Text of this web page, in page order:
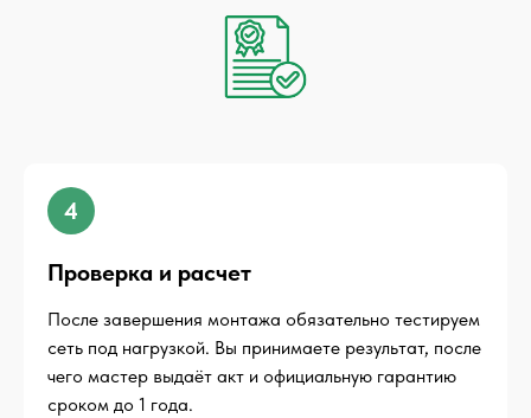
4
Проверка и расчет
После завершения монтажа обязательно тестируем
сеть под нагрузкой. Вы принимаете результат, после
чего мастер выдаёт акт и официальную гарантию
сроком до 1 года.